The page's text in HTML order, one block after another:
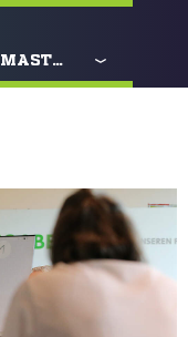
MASTERPLAN AMATEURFUSSBALL